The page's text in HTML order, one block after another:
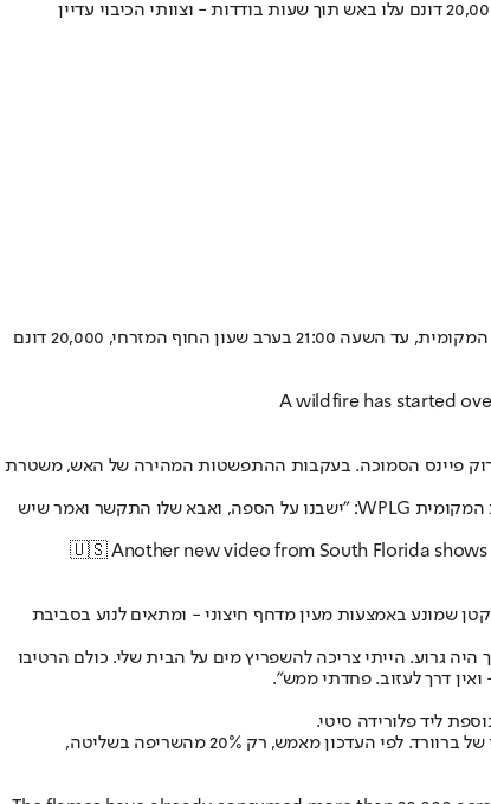
שריפת גדולה התפשטה סמוך לפארק הלאומי אברגליידס שבדרום המדינה • תיעודים ברשת הראו להבות ענק ועשן כבד שנע לכיוון מבני מגורים סמוכים • 20,000 דונם עלו באש תוך שעות בודדות - וצוותי הכיבוי עדיין
שריפת ענק פרצה אתמול (ראשון) במחוז ברוורד (Broward) שבדרום מזרח פלורידה, בסמוך לפארק הלאומי המפורסם האברגליידס. לפי דיווחים בתקשורת המקומית, עד השעה 21:00 בערב שעון החוף המזרחי, 20,000 דונם
A wildfire has started
פיינס הסמוכה. בעקבות ההתפשטות המהירה של האש, משטרת
תושבים מקומיים תיארו תמונות של אימה. רוקסן גיל, שגרה עם בן זוגה ותינוקם בן השנה סמוך לצומת הפונה לכיוון הפארק הלאומי, סיפרה לרשת החדשות המקומית WPLG: "ישבנו על הספה, ואבא שלו התקשר ואמר שיש
🇺🇸 Another new video from South Florida shows
שמונע באמצעות מעין מדחף חיצוני - ומתאים לנוע בסביבת
גרוע. הייתי צריכה להשפריץ מים על הבית שלי. כולם הרטיבו
דרך לעזוב. פחדתי ממש".
ליד פלורידה סיטי.
צוותי כיבוי גדולים פעלו ברחבי המחוז בהם שירות היערות של פלורידה, משרד השריף של ברוורד, צוותי הכיבוי של מחוז מיאמי-דייד המסוך ומחלקת הכיבוי של ברוורד. לפי העדכון מאמש, רק 20% מהשריפה בשליטה,